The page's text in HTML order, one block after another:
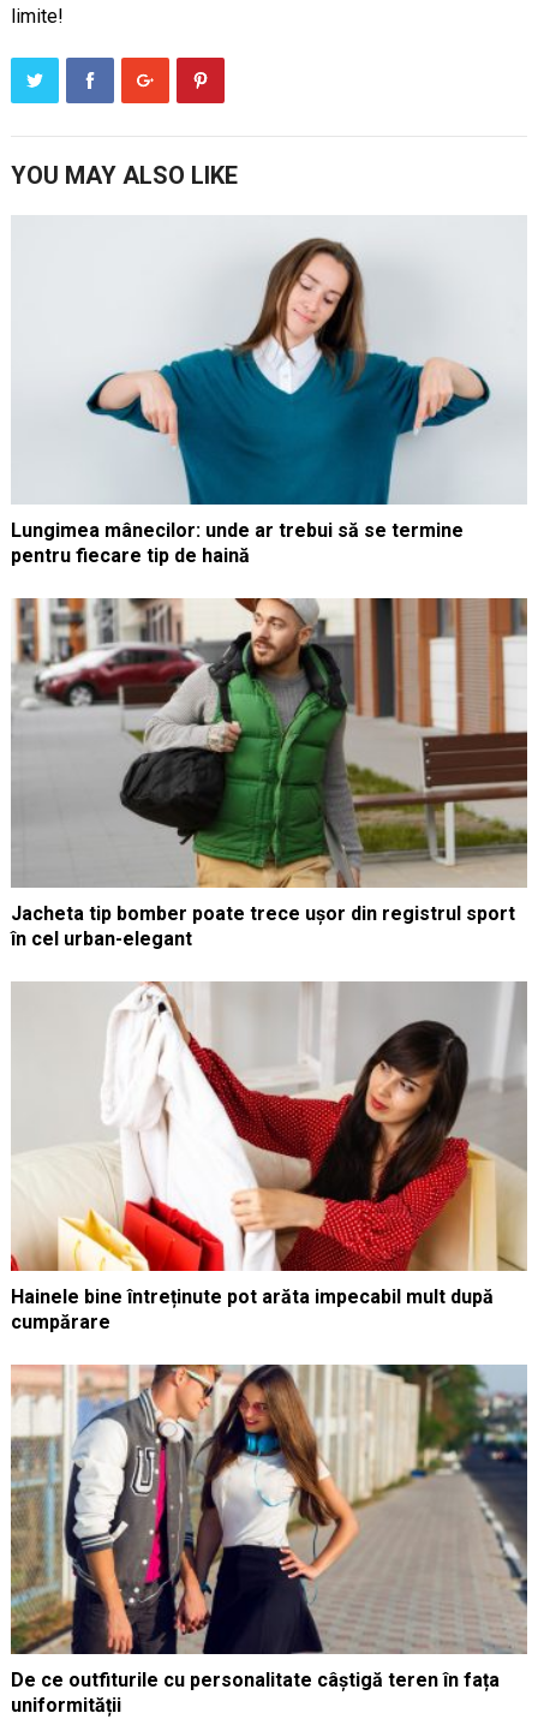
limite!
YOU MAY ALSO LIKE
Lungimea mânecilor: unde ar trebui să se termine
pentru fiecare tip de haină
Jacheta tip bomber poate trece ușor din registrul sport
în cel urban-elegant
Hainele bine întreținute pot arăta impecabil mult după
cumpărare
De ce outfiturile cu personalitate câștigă teren în fața
uniformității